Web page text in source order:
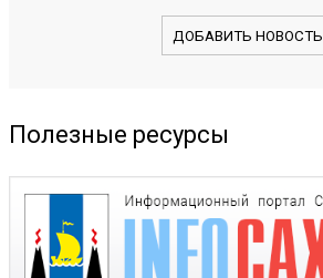
ДОБАВИТЬ НОВОСТЬ
Полезные ресурсы